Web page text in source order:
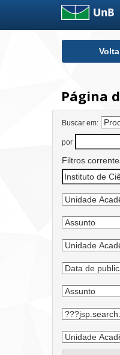
Página
Buscar em:
por
Filtros